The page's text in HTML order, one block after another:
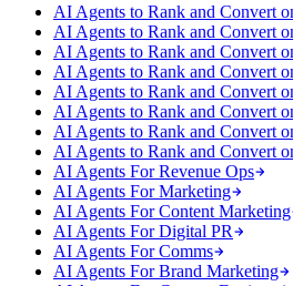
AI Agents to Rank and Convert
AI Agents to Rank and Convert
AI Agents to Rank and Convert
AI Agents to Rank and Convert
AI Agents to Rank and Convert
AI Agents to Rank and Convert
AI Agents to Rank and Convert
AI Agents to Rank and Convert
AI Agents For Revenue Ops
AI Agents For Marketing
AI Agents For Content Marketing
AI Agents For Digital PR
AI Agents For Comms
AI Agents For Brand Marketing